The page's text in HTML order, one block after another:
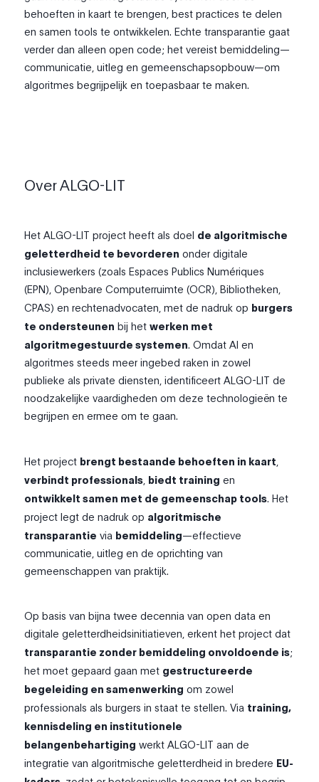
behoeften in kaart te brengen, best practices te delen
en samen tools te ontwikkelen. Echte transparantie gaat
verder dan alleen open code; het vereist bemiddeling—
communicatie, uitleg en gemeenschapsopbouw—om
algoritmes begrijpelijk en toepasbaar te maken.
Over ALGO-LIT
Het ALGO-LIT project heeft als doel de algoritmische
geletterdheid te bevorderen onder digitale
inclusiewerkers (zoals Espaces Publics Numériques
(EPN), Openbare Computerruimte (OCR), Bibliotheken,
CPAS) en rechtenadvocaten, met de nadruk op burgers
te ondersteunen bij hetwerken met
algoritmegestuurde systemen. Omdat AI en
algoritmes steeds meer ingebed raken in zowel
publieke als private diensten, identificeert ALGO-LIT de
noodzakelijke vaardigheden om deze technologieën te
begrijpen en ermee om te gaan.
Het project brengt bestaande behoeften in kaart,
verbindt professionals, biedt training en
ontwikkelt samen met de gemeenschap tools. Het
project legt de nadruk op algoritmische
transparantie via bemiddeling—effectieve
communicatie, uitleg en de oprichting van
gemeenschappen van praktijk.
Op basis van bijna twee decennia van open data en
digitale geletterdheidsinitiatieven, erkent het project dat
transparantie zonder bemiddeling onvoldoende is;
het moet gepaard gaan met gestructureerde
begeleiding en samenwerking om zowel
professionals als burgers in staat te stellen. Via training,
kennisdeling en institutionele
belangenbehartiging werkt ALGO-LIT aan de
integratie van algoritmische geletterdheid in bredere EU-